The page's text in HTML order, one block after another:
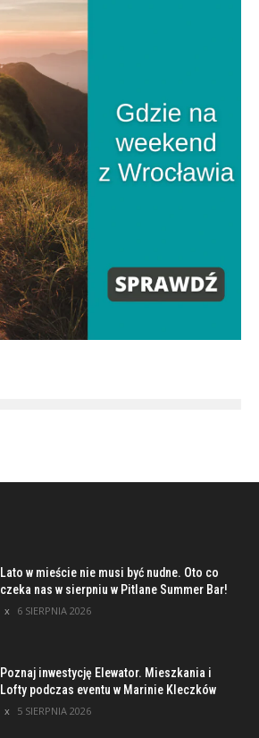
Lato w mieście nie musi być nudne. Oto co
czeka nas w sierpniu w Pitlane Summer Bar!
6 SIERPNIA 2026
Poznaj inwestycję Elewator. Mieszkania i
Lofty podczas eventu w Marinie Kleczków
5 SIERPNIA 2026